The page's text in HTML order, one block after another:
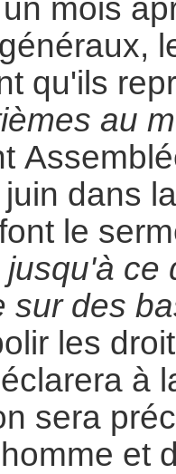
mois
qu'ils
au
dans
le
ce
sur des
les
à
sera
et